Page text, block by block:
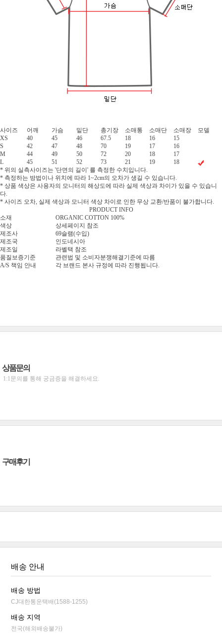
사이즈 어깨 가슴 밑단 총기장 소매통 소매단 소매장
모델
XS
40 45 46 67.5 18 16
15
S
42 47 48 70 19 17
16
M
44 49 50 72 20 18
17
L
45 51 52 73 21 19
18
* 위의 실측사이즈는 '단면의 길이' 를 측정한 수치입니다.
* 측정하는 방법이나 위치에 따라 1~2cm의 오차가 생길 수 있습니다.
* 상품 색상은 사용자의 모니터의 해상도에 따라 실제 색상과 차이가 있을 수 있습니
다.
* 사이즈 오차, 실제 색상과 모니터 색상 차이로 인한 무상 교환/반품이 불가합니다.
PRODUCT INFO
소재
ORGANIC COTTON 100%
색상
상세페이지 참조
제조사
69슬램(수입)
제조국
인도네시아
제조일
라벨택 참조
품질보증기준
관련법 및 소비자분쟁해결기준에 따름
A/S 책임 안내
각 브랜드 본사 규정에 따라 진행됩니다.
상품문의
1:1문의를 통해 궁금증을 해결하세요.
구매후기
배송 안내
배송 방법
CJ대한통운택배(1588-1255)
배송 지역
전국(해외배송불가)